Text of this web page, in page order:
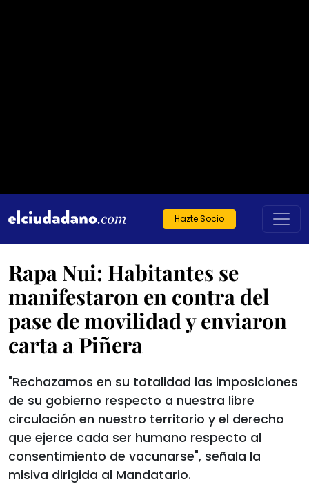
Hazte Socio
Rapa Nui: Habitantes se
manifestaron en contra del
pase de movilidad y enviaron
carta a Piñera
"Rechazamos en su totalidad las imposiciones
de su gobierno respecto a nuestra libre
circulación en nuestro territorio y el derecho
que ejerce cada ser humano respecto al
consentimiento de vacunarse", señala la
misiva dirigida al Mandatario.